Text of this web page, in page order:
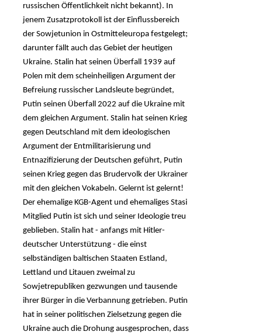
russischen Öffentlichkeit nicht bekannt). In
jenem Zusatzprotokoll ist der Einflussbereich
der Sowjetunion in Ostmitteleuropa festgelegt;
darunter fällt auch das Gebiet der heutigen
Ukraine. Stalin hat seinen Überfall 1939 auf
Polen mit dem scheinheiligen Argument der
Befreiung russischer Landsleute begründet,
Putin seinen Überfall 2022 auf die Ukraine mit
dem gleichen Argument. Stalin hat seinen Krieg
gegen Deutschland mit dem ideologischen
Argument der Entmilitarisierung und
Entnazifizierung der Deutschen geführt, Putin
seinen Krieg gegen das Brudervolk der Ukrainer
mit den gleichen Vokabeln. Gelernt ist gelernt!
Der ehemalige KGB-Agent und ehemaliges Stasi
Mitglied Putin ist sich und seiner Ideologie treu
geblieben. Stalin hat - anfangs mit Hitler-
deutscher Unterstützung - die einst
selbständigen baltischen Staaten Estland,
Lettland und Litauen zweimal zu
Sowjetrepubliken gezwungen und tausende
ihrer Bürger in die Verbannung getrieben. Putin
hat in seiner politischen Zielsetzung gegen die
Ukraine auch die Drohung ausgesprochen, dass